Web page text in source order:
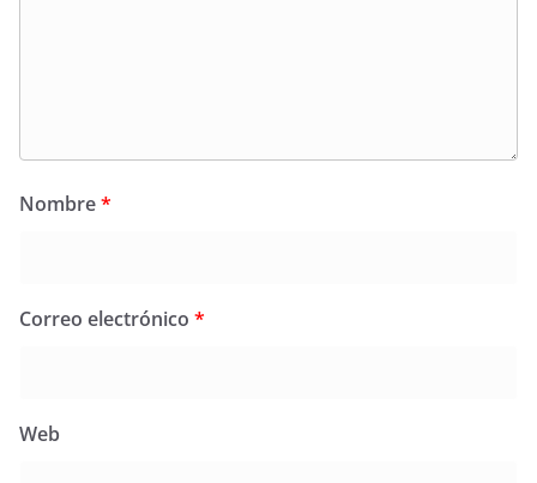
Nombre*
Correo electrónico *
Web